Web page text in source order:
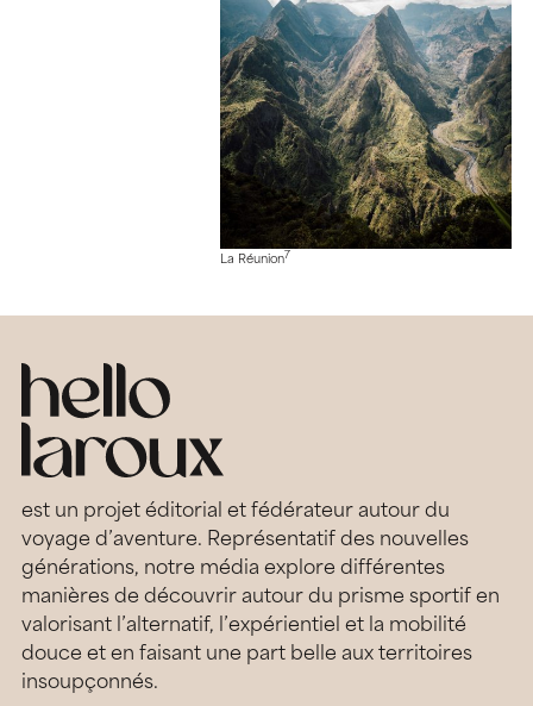
La Réunion7
est un projet éditorial et fédérateur autour du
voyage d’aventure. Représentatif des nouvelles
générations, notre média explore différentes
manières de découvrir autour du prisme sportif en
valorisant l’alternatif, l’expérientiel et la mobilité
douce et en faisant une part belle aux territoires
insoupçonnés.